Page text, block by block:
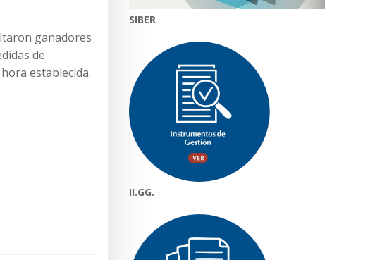
ganadores
de
establecida.
SIBER
II.GG.